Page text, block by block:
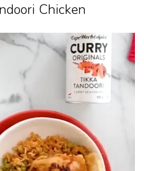
Chicken